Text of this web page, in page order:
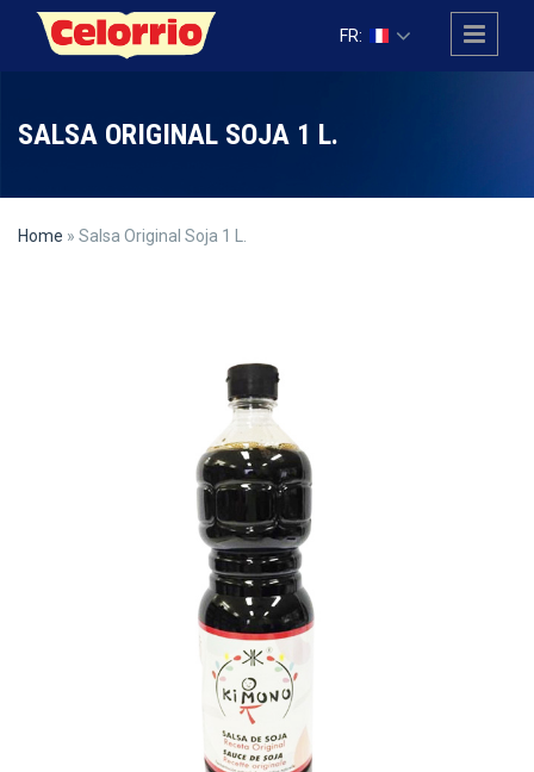
Skip to main content
FR:
SALSA ORIGINAL SOJA 1 L.
Home » Salsa Original Soja 1 L.